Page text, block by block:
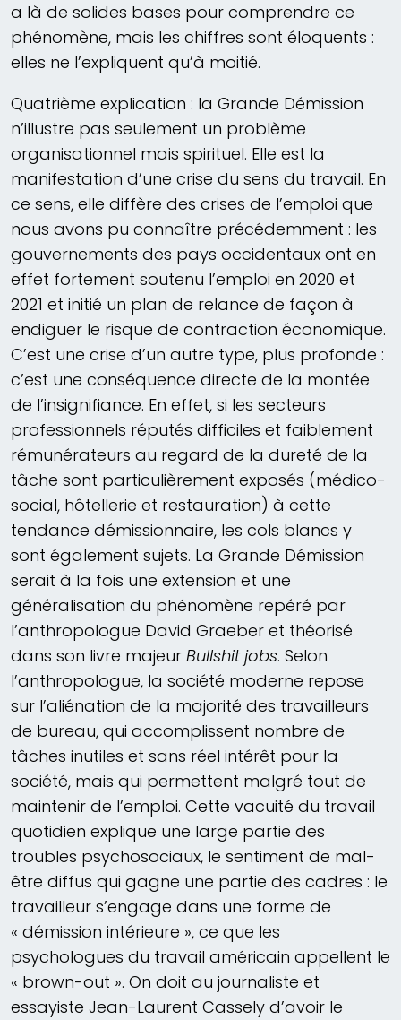
a là de solides bases pour comprendre ce
phénomène, mais les chiffres sont éloquents :
elles ne l’expliquent qu’à moitié.
Quatrième explication : la Grande Démission
n’illustre pas seulement un problème
organisationnel mais spirituel. Elle est la
manifestation d’une crise du sens du travail. En
ce sens, elle diffère des crises de l’emploi que
nous avons pu connaître précédemment : les
gouvernements des pays occidentaux ont en
effet fortement soutenu l’emploi en 2020 et
2021 et initié un plan de relance de façon à
endiguer le risque de contraction économique.
C’est une crise d’un autre type, plus profonde :
c’est une conséquence directe de la montée
de l’insignifiance. En effet, si les secteurs
professionnels réputés difficiles et faiblement
rémunérateurs au regard de la dureté de la
tâche sont particulièrement exposés (médico-
social, hôtellerie et restauration) à cette
tendance démissionnaire, les cols blancs y
sont également sujets. La Grande Démission
serait à la fois une extension et une
généralisation du phénomène repéré par
l’anthropologue David Graeber et théorisé
dans son livre majeur Bullshit jobs. Selon
l’anthropologue, la société moderne repose
sur l’aliénation de la majorité des travailleurs
de bureau, qui accomplissent nombre de
tâches inutiles et sans réel intérêt pour la
société, mais qui permettent malgré tout de
maintenir de l’emploi. Cette vacuité du travail
quotidien explique une large partie des
troubles psychosociaux, le sentiment de mal-
être diffus qui gagne une partie des cadres : le
travailleur s’engage dans une forme de
« démission intérieure », ce que les
psychologues du travail américain appellent le
« brown-out ». On doit au journaliste et
essayiste Jean-Laurent Cassely d’avoir le